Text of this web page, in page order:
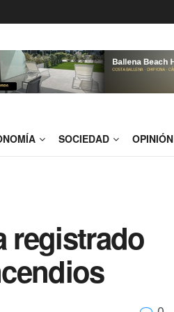
SOCIEDAD OPINIÓN
registrado